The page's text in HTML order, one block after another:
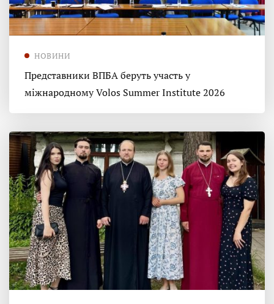
НОВИНИ
Представники ВПБА беруть участь у
міжнародному Volos Summer Institute 2026